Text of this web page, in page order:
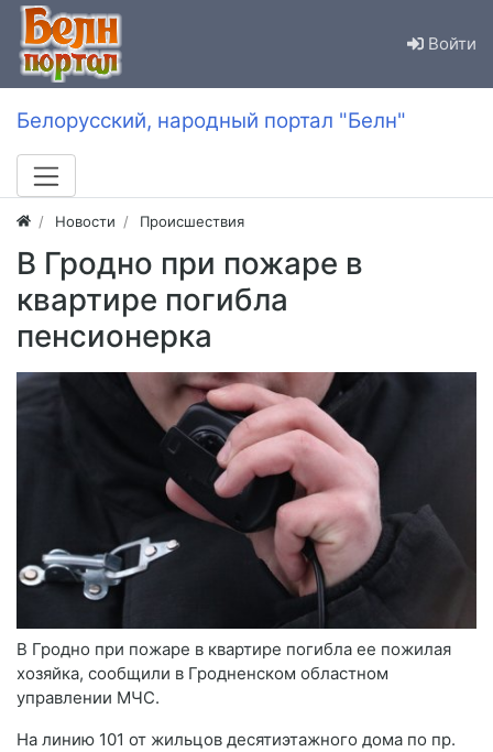
Войти
Белорусский, народный портал "Белн"
Новости Происшествия
В Гродно при пожаре в
квартире погибла
пенсионерка
В Гродно при пожаре в квартире погибла ее пожилая
хозяйка, сообщили в Гродненском областном
управлении МЧС.
На линию 101 от жильцов десятиэтажного дома по пр.